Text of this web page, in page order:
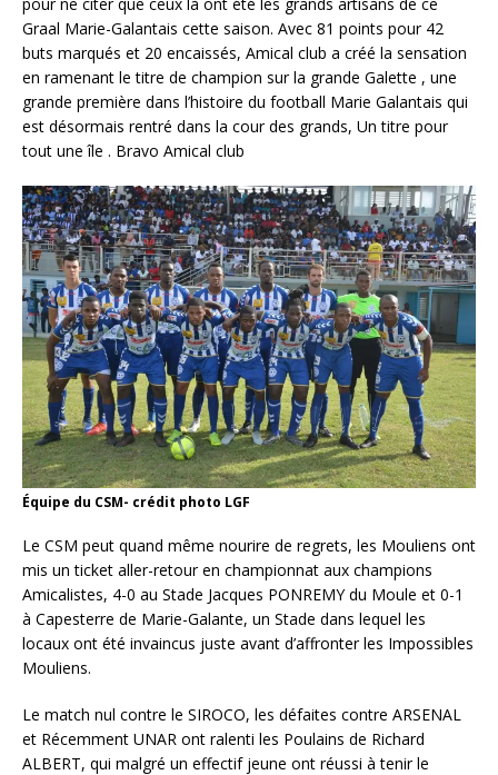
Graal Marie-Galantais cette saison. Avec 81 points pour 42
buts marqués et 20 encaissés, Amical club a créé la sensation
en ramenant le titre de champion sur la grande Galette , une
grande première dans l’histoire du football Marie Galantais qui
est désormais rentré dans la cour des grands, Un titre pour
tout une île . Bravo Amical club
Équipe du CSM- crédit photo LGF
Le CSM peut quand même nourire de regrets, les Mouliens ont
mis un ticket aller-retour en championnat aux champions
Amicalistes, 4-0 au Stade Jacques PONREMY du Moule et 0-1
à Capesterre de Marie-Galante, un Stade dans lequel les
locaux ont été invaincus juste avant d’affronter les Impossibles
Mouliens.
Le match nul contre le SIROCO, les défaites contre ARSENAL
et Récemment UNAR ont ralenti les Poulains de Richard
ALBERT, qui malgré un effectif jeune ont réussi à tenir le